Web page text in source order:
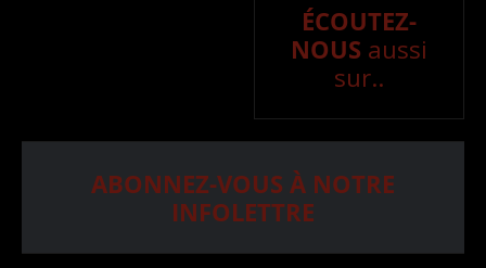
ÉCOUTEZ-
NOUS aussi
sur..
ABONNEZ-VOUS À NOTRE
INFOLETTRE